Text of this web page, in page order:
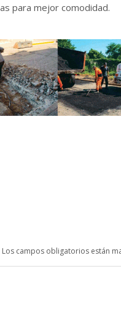
para mejor comodidad.
Los campos obligatorios están